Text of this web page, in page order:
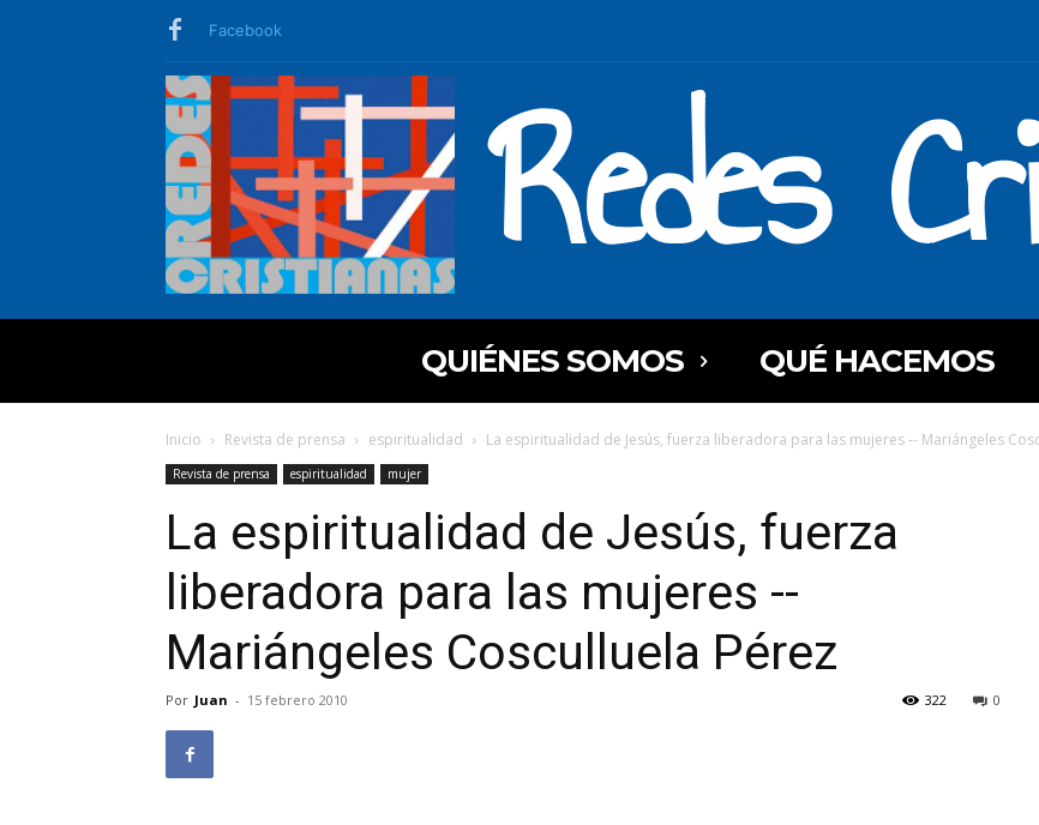
Facebook
Redes
QUIÉNES SOMOS QUÉ HACEMOS
Inicio Revista de prensa espiritualidad La espiritualidad de Jesús, fuerza liberadora para las mujeres -- Mariángeles
Revista de prensa espiritualidad mujer
La espiritualidad de Jesús, fuerza
liberadora para las mujeres --
Mariángeles Cosculluela Pérez
Por Juan - 15 febrero 2010 0
322